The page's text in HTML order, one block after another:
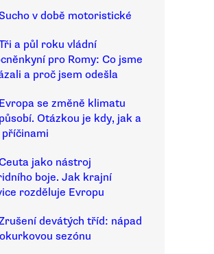
v době motoristické
a půl roku vládní
pro Romy: Co jsme
a proč jsem odešla
Evropa se změně klimatu
Otázkou je kdy, jak a
příčinami
jako nástroj
boje. Jak krajní
rozděluje Evropu
devátých tříd: nápad
sezónu